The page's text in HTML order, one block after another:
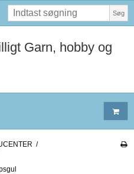
Søg
Garn, hobby og
/